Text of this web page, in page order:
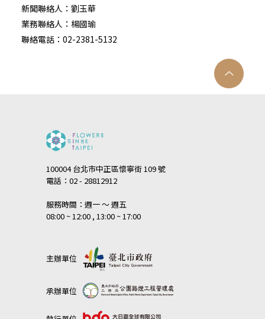
新聞聯絡人：劉玉華
業務聯絡人：楊國瑜
聯絡電話：02-2381-5132
100004 台北市中正區懷寧街 109 號
電話：02 - 28812912
服務時間：週一 ～ 週五
08:00 ~ 12:00 , 13:00 ~ 17:00
主辦單位
承辦單位